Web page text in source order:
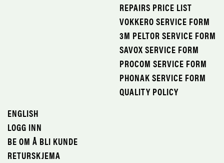
REPAIRS PRICE LIST
VOKKERO SERVICE FORM
3M PELTOR SERVICE FORM
SAVOX SERVICE FORM
PROCOM SERVICE FORM
PHONAK SERVICE FORM
QUALITY POLICY
ENGLISH
LOGG INN
BE OM Å BLI KUNDE
RETURSKJEMA